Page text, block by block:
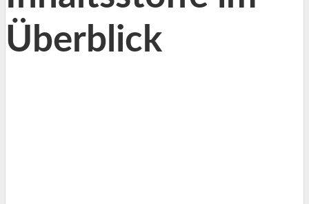
Überblick